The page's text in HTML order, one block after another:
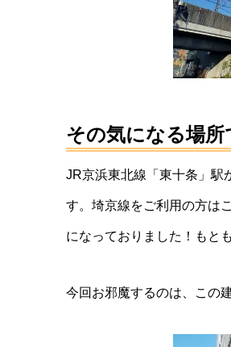
その気になる場
JR京浜東北線「東十条」駅
す。埼京線をご利用の方は
になっておりました！もと
今回お邪魔するのは、この